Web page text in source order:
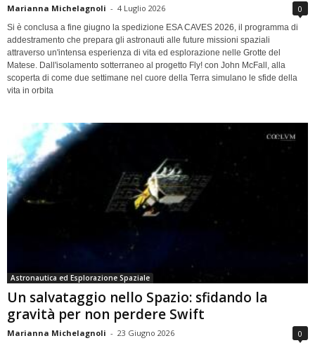
Marianna Michelagnoli - 4 Luglio 2026 0
Si è conclusa a fine giugno la spedizione ESA CAVES 2026, il programma di
addestramento che prepara gli astronauti alle future missioni spaziali
attraverso un'intensa esperienza di vita ed esplorazione nelle Grotte del
Matese. Dall'isolamento sotterraneo al progetto Fly! con John McFall, alla
scoperta di come due settimane nel cuore della Terra simulano le sfide della
vita in orbita
Astronautica ed Esplorazione Spaziale
Un salvataggio nello Spazio: sfidando la
gravità per non perdere Swift
Marianna Michelagnoli - 23 Giugno 2026 0